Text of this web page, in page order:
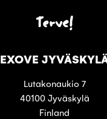
Terve!
EXOVE
Lutakonaukio 7
40100 Jyväskylä
Finland